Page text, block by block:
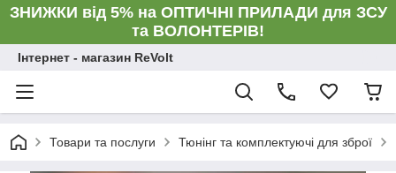
ЗНИЖКИ від 5% на ОПТИЧНІ ПРИЛАДИ для ЗСУ
та ВОЛОНТЕРІВ!
Інтернет - магазин ReVolt
Товари та послуги Тюнінг та комплектуючі для зброї